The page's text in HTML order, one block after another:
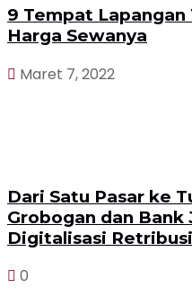
9 Tempat Lapangan
Harga Sewanya
Maret 7, 2022
Dari Satu Pasar ke
Grobogan dan
Digitalisasi Retribusi
0